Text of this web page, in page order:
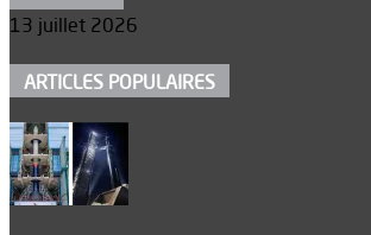
13 juillet 2026
ARTICLES POPULAIRES